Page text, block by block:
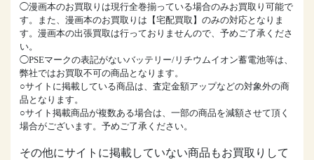
◯漫画本のお買取りは現行全巻揃っている場合のみお買取り可能で
す。また、漫画本のお買取りは【宅配買取】のみの対応となりま
す。漫画本の出張買取は行っておりませんので、予めご了承くださ
い。
◯PSEマークの表記がないバッテリー/リチウムイオン蓄電池等は、
弊社ではお買取不可の商品となります。
○サイトに掲載している商品は、査定金額アップなどの対象外の商
品となります。
○サイト掲載商品が複数ある場合は、一部の商品を減額させて頂く
場合がございます。予めご了承ください。
その他にサイトに掲載していない商品もお買取りして